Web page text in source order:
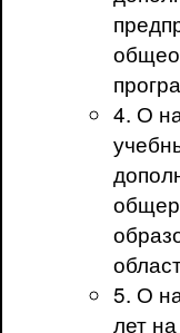
4. О
5. О
лет